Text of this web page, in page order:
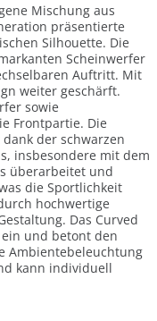
Mischung aus
präsentierte
Silhouette. Die
Scheinwerfer
Auftritt. Mit
weiter geschärft.
sowie
Frontpartie. Die
der schwarzen
insbesondere mit dem
überarbeitet und
die Sportlichkeit
hochwertige
Das Curved
und betont den
Ambientebeleuchtung
kann individuell